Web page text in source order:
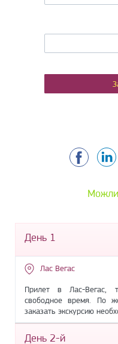
Facebook
День 1
Лас Вегас
Прилет в Лас-Вегас,
свободное время. По
заказать экскурсию
День 2-й